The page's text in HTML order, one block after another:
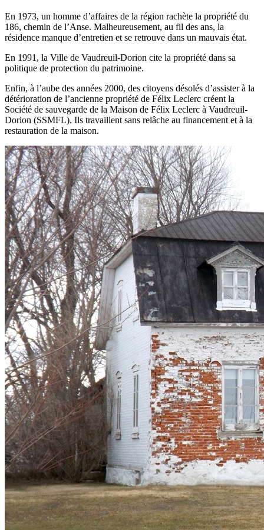
En 1973, un homme d’affaires de la région rachète la propriété du
186, chemin de l’Anse. Malheureusement, au fil des ans, la
résidence manque d’entretien et se retrouve dans un mauvais état.
En 1991, la Ville de Vaudreuil-Dorion cite la propriété dans sa
politique de protection du patrimoine.
Enfin, à l’aube des années 2000, des citoyens désolés d’assister à la
détérioration de l’ancienne propriété de Félix Leclerc créent la
Société de sauvegarde de la Maison de Félix Leclerc à Vaudreuil-
Dorion (SSMFL). Ils travaillent sans relâche au financement et à la
restauration de la maison.